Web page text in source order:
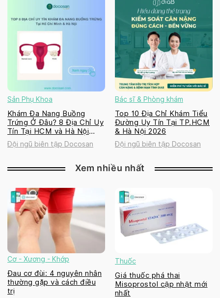
Sản Phụ Khoa
Khám Đa Nang Buồng
Trứng Ở Đâu? 8 Địa Chỉ Uy
Tín Tại HCM và Hà Nội
2026
Đội ngũ biên tập Docosan
Bác sĩ & Phòng khám
Top 10 Địa Chỉ Khám Tiểu
Đường Uy Tín Tại TP.HCM
& Hà Nội 2026
Đội ngũ biên tập Docosan
Xem nhiều nhất
Cơ - Xương - Khớp
Đau cơ đùi: 4 nguyên nhân
thường gặp và cách điều
trị
Thuốc
Giá thuốc phá thai
Misoprostol cập nhật mới
nhất